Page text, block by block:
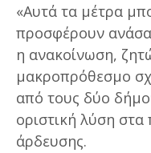
«Αυτά τα μέτρα
προσφέρουν ανάσα
η ανακοίνωση,
μακροπρόθεσμο
από τους δύο
οριστική λύση
άρδευσης.